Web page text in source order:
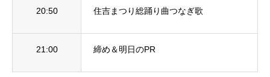
20:50 住吉まつり総踊り曲つなぎ歌
21:00 締め＆明日のPR